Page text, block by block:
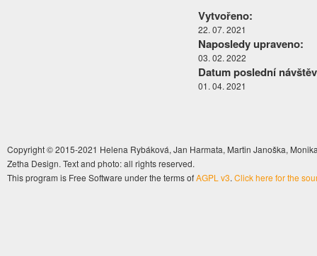
Vytvořeno:
22. 07. 2021
Naposledy upraveno:
03. 02. 2022
Datum poslední
01. 04. 2021
Copyright © 2015-2021 Helena Rybáková, Jan Harmata, Martin Janoška,
Zetha Design. Text and photo: all rights reserved.
This program is Free Software under the terms ofAGPL v3. Click here for the